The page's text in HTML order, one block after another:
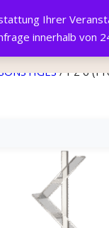
Ihrer
innerhalb von
/ PZ 6